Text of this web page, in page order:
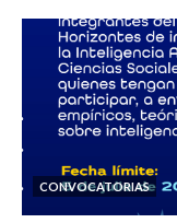
CONVOCATORIAS